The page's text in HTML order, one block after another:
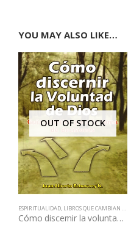
YOU MAY ALSO LIKE…
OUT OF STOCK
ESPIRITUALIDAD, LIBROS QUE CAMBIAN VIDAS
Cómo discernir la voluntad de Dios